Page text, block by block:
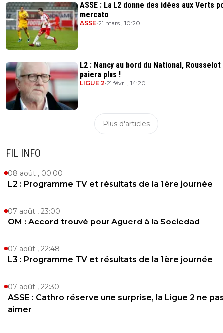
ASSE : La L2 donne des idées aux Verts
mercato
ASSE•21 mars , 10:20
L2 : Nancy au bord du National, Rousselot
paiera plus !
LIGUE 2•21 févr. , 14:20
Plus d'articles
FIL INFO
08 août , 00:00
L2 : Programme TV et résultats de la 1ère journée
07 août , 23:00
OM : Accord trouvé pour Aguerd à la Sociedad
07 août , 22:48
L3 : Programme TV et résultats de la 1ère journée
07 août , 22:30
ASSE : Cathro réserve une surprise, la Ligue 2 ne
aimer